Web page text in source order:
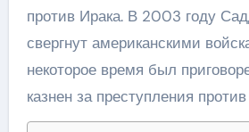
против Ирака. В 2003 году
свергнут американскими
некоторое время был
казнен за преступления